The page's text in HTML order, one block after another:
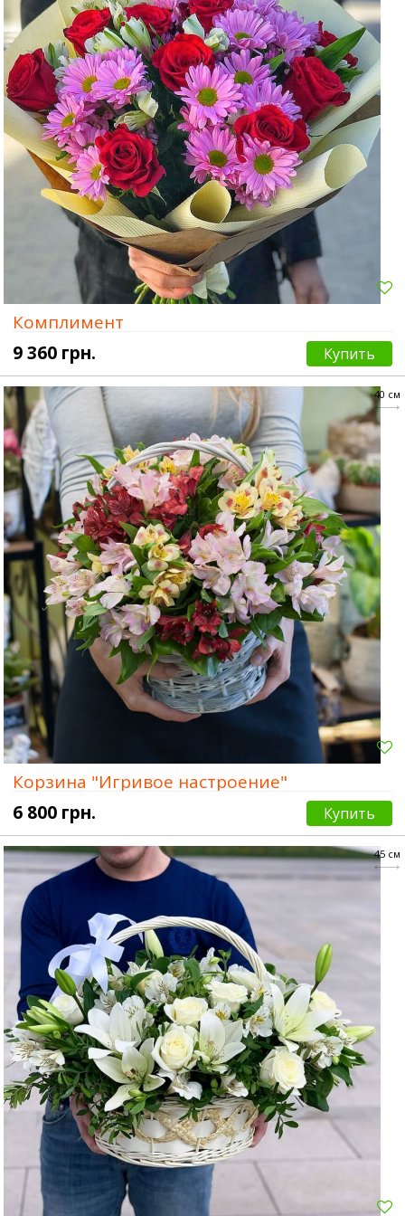
Комплимент
9 360 грн.
Купить
40 см
Корзина "Игривое настроение"
6 800 грн.
Купить
45 см